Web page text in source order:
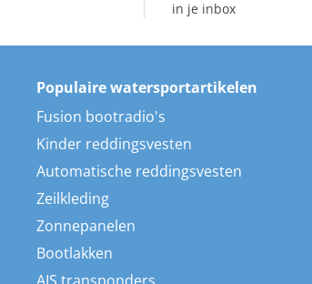
in je inbox
Populaire watersportartikelen
Fusion bootradio's
Kinder reddingsvesten
Automatische reddingsvesten
Zeilkleding
Zonnepanelen
Bootlakken